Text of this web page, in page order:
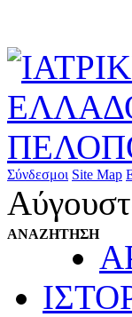
Σύνδεσμοι Site Map
ΑΝΑΖΗΤΗΣΗ